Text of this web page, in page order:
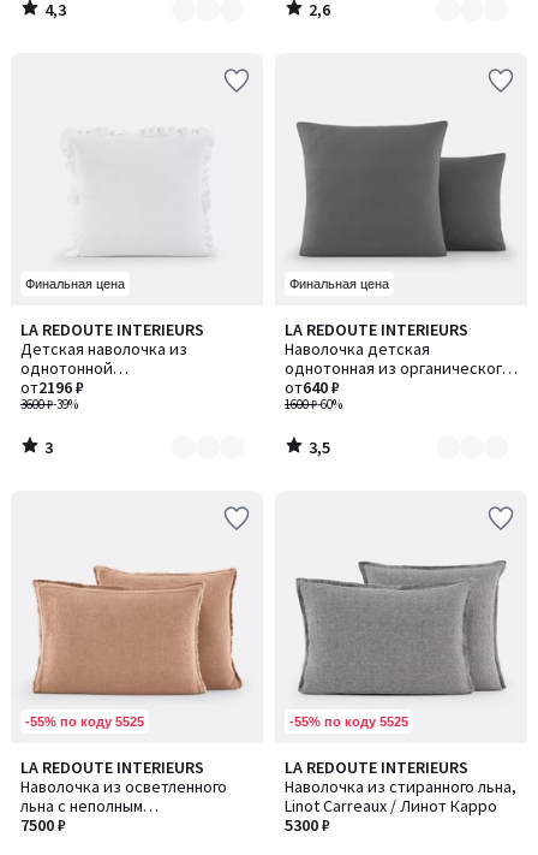
4,3
/
2,6
/
Финальная цена
LA REDOUTE INTERIEURS
Детская наволочка из
однотонной
хлопчатобумажной газовой
ткани, Kumla / Кумла
3600 ₽-39%
от2196 ₽
3
/
5
Количество
цветов:
6
3
/
Финальная цена
LA REDOUTE INTERIEURS
Наволочка детская
однотонная из органического
хлопка, Scenario / Сценарио
1600 ₽-60%
от640 ₽
3,5
/ 5
Количество
цветов:
2
3,5
/
-55% по коду 5525
LA REDOUTE INTERIEURS
Наволочка из осветленного
льна с неполным
переплетением, Linot / Линот
7500 ₽
-55% по коду 5525
LA REDOUTE INTERIEURS
Наволочка из стиранного льна,
Linot Carreaux / Линот Карро
5300 ₽